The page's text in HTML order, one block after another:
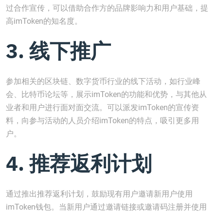
过合作宣传，可以借助合作方的品牌影响力和用户基础，提
高imToken的知名度。
3. 线下推广
参加相关的区块链、数字货币行业的线下活动，如行业峰
会、比特币论坛等，展示imToken的功能和优势，与其他从
业者和用户进行面对面交流。可以派发imToken的宣传资
料，向参与活动的人员介绍imToken的特点，吸引更多用
户。
4. 推荐返利计划
通过推出推荐返利计划，鼓励现有用户邀请新用户使用
imToken钱包。当新用户通过邀请链接或邀请码注册并使用